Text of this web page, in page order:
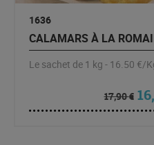
était : 22,50 €.
actuel est : 19,90 €.
1636
CALAMARS À LA
Le sachet de 1 kg - 16.50 €/
17,90€